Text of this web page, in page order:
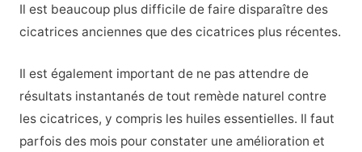
Il est beaucoup plus difficile de faire disparaître des
cicatrices anciennes que des cicatrices plus récentes.
Il est également important de ne pas attendre de
résultats instantanés de tout remède naturel contre
les cicatrices, y compris les huiles essentielles. Il faut
parfois des mois pour constater une amélioration et